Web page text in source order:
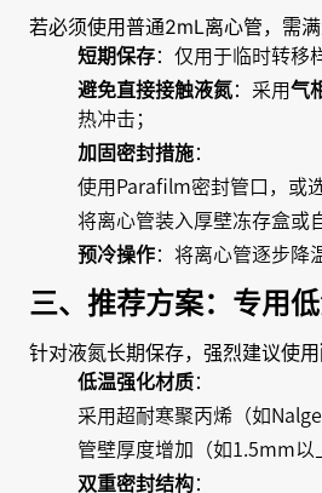
若必须使用普通2mL离心管，需满
短期保存：仅用于临时转移
避免直接接触液氮：采用气
热冲击；
加固密封措施：
使用Parafilm密封管口，或
将离心管装入厚壁冻存盒或
预冷操作：将离心管逐步
三、推荐方案：专用
针对液氮长期保存，强烈建议使用
低温强化材质：
采用超耐寒聚丙烯（如
管壁厚度增加（如1.5mm以
双重密封结构：